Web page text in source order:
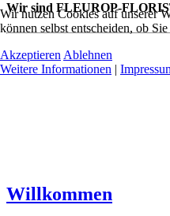
Wir sind FLEUROP-
Willkommen
Wir nutzen Cookies auf unserer
können selbst entscheiden, ob
Akzeptieren Ablehnen
Weitere Informationen |